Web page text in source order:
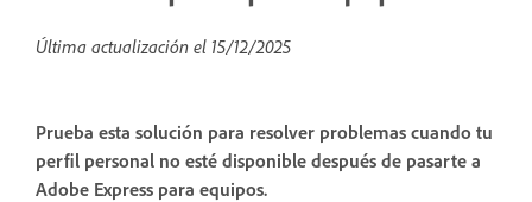
Última actualización el 15/12/2025
Prueba esta solución para resolver problemas cuando tu
perfil personal no esté disponible después de pasarte a
Adobe Express para equipos.